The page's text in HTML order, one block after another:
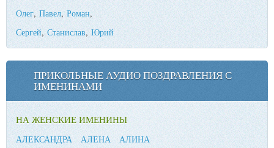
Олег, Павел, Роман,
Сергей, Станислав,Юрий
ПРИКОЛЬНЫЕ АУДИО ПОЗДРАВЛЕНИЯ С
ИМЕНИНАМИ
НА ЖЕНСКИЕ ИМЕНИНЫ
АЛЕКСАНДРА АЛЕНА
АЛИНА